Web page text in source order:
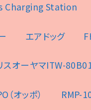
Charging Station
エアドッグ
スオーヤマITW-
（オッポ） RMP-